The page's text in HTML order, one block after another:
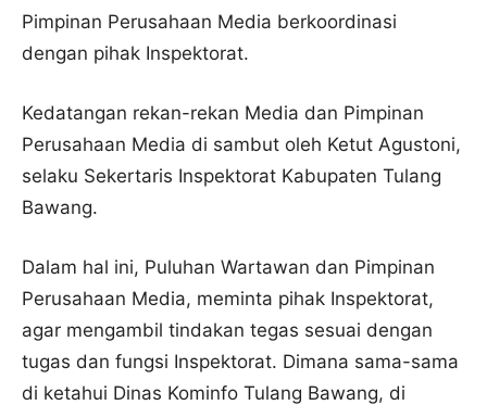
Pimpinan Perusahaan Media berkoordinasi
dengan pihak Inspektorat.
Kedatangan rekan-rekan Media dan Pimpinan
Perusahaan Media di sambut oleh Ketut Agustoni,
selaku Sekertaris Inspektorat Kabupaten Tulang
Bawang.
Dalam hal ini, Puluhan Wartawan dan Pimpinan
Perusahaan Media, meminta pihak Inspektorat,
agar mengambil tindakan tegas sesuai dengan
tugas dan fungsi Inspektorat. Dimana sama-sama
di ketahui Dinas Kominfo Tulang Bawang, di